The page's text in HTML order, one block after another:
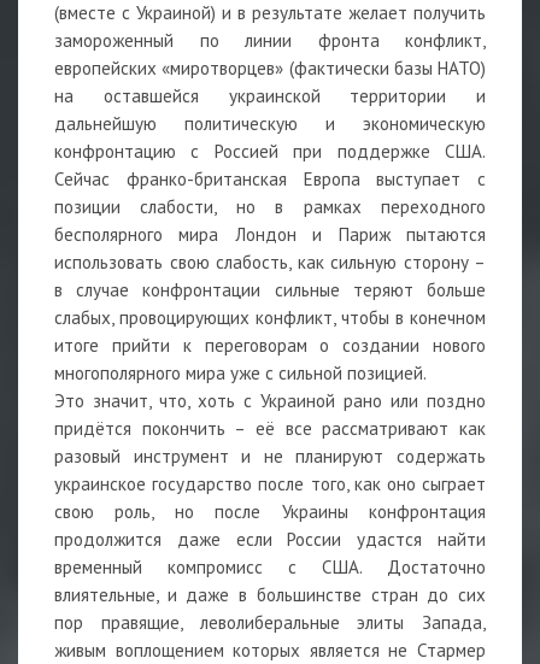
(вместе с Украиной) и в результате желает получить
замороженный по линии фронта конфликт,
европейских «миротворцев» (фактически базы НАТО)
на оставшейся украинской территории и
дальнейшую политическую и экономическую
конфронтацию с Россией при поддержке США.
Сейчас франко-британская Европа выступает с
позиции слабости, но в рамках переходного
бесполярного мира Лондон и Париж пытаются
использовать свою слабость, как сильную сторону –
в случае конфронтации сильные теряют больше
слабых, провоцирующих конфликт, чтобы в конечном
итоге прийти к переговорам о создании нового
многополярного мира уже с сильной позицией.
Это значит, что, хоть с Украиной рано или поздно
придётся покончить – её все рассматривают как
разовый инструмент и не планируют содержать
украинское государство после того, как оно сыграет
свою роль, но после Украины конфронтация
продолжится даже если России удастся найти
временный компромисс с США. Достаточно
влиятельные, и даже в большинстве стран до сих
пор правящие, леволиберальные элиты Запада,
живым воплощением которых является не Стармер